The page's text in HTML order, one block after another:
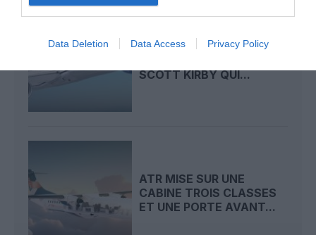
Data Deletion Data Access Privacy Policy
UNITED-DELTA : LE COUP
SCOTT KIRBY QUI...
ATR MISE SUR UNE
CABINE TROIS CLASSES
ET UNE PORTE AVANT...